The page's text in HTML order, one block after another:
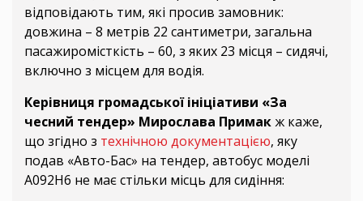
відповідають тим, які просив замовник:
довжина – 8 метрів 22 сантиметри, загальна
пасажиромісткість – 60, з яких 23 місця – сидячі,
включно з місцем для водія.
Керівниця громадської ініціативи «За
чесний тендер» Мирослава Примакж каже,
що згідно з технічною документацією, яку
подав «Авто-Бас» на тендер, автобус моделі
А092Н6 не має стільки місць для сидіння: